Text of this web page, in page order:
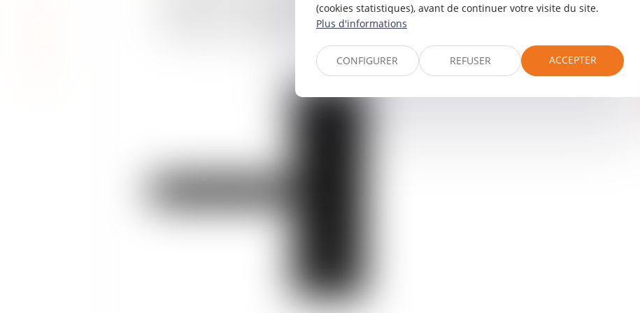
parasitaire, tous types de litiges concernant l’exécution des contrats encadrant le
(cookies statistiques), avant de continuer votre visite du site.
Plus d'informations
CONFIGURER REFUSER ACCEPTER